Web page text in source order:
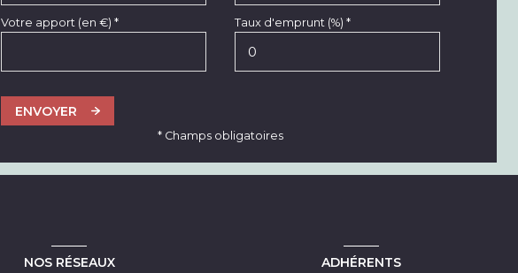
Votre apport (en €) * Taux d'emprunt (%) *
ENVOYER
* Champs obligatoires
NOS RÉSEAUX ADHÉRENTS